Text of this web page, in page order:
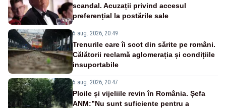
scandal. Acuzații privind accesul
preferențial la postările sale
5 aug. 2026, 20:49
Trenurile care îi scot din sărite pe români.
Călătorii reclamă aglomerația și condițiile
insuportabile
5 aug. 2026, 20:47
Ploile și vijeliile revin în România. Șefa
ANM:”Nu sunt suficiente pentru a